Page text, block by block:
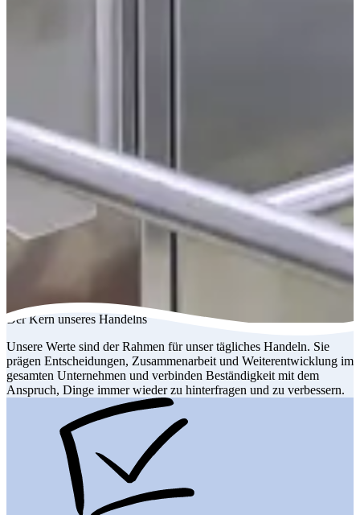
Der Kern unseres Handelns
Unsere Werte sind der Rahmen für unser tägliches Handeln. Sie
prägen Entscheidungen, Zusammenarbeit und Weiterentwicklung im
gesamten Unternehmen und verbinden Beständigkeit mit dem
Anspruch, Dinge immer wieder zu hinterfragen und zu verbessern.